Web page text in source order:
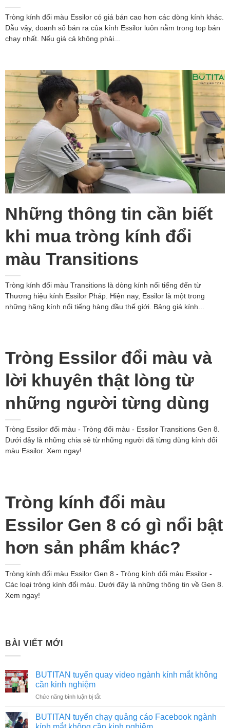
Tròng kính đổi màu Essilor có giá bán cao hơn các dòng kính khác.
Dẫu vậy, doanh số bán ra của kính Essilor luôn nằm trong top bán
chạy nhất. Nếu giá cả không phải...
Những thông tin cần biết
khi mua tròng kính đổi
màu Transitions
Tròng kính đổi màu Transitions là dòng kính nổi tiếng đến từ
Thương hiệu kính Essilor Pháp. Hiện nay, Essilor là một trong
những hãng kính nổi tiếng hàng đầu thế giới. Bảng giá kính...
Tròng Essilor đổi màu và
lời khuyên thật lòng từ
những người từng dùng
Tròng Essilor đổi màu - Tròng đổi màu - Essilor Transitions Gen 8.
Dưới đây là những chia sẻ từ những người đã từng dùng kính đổi
màu Essilor. Xem ngay!
Tròng kính đổi màu
Essilor Gen 8 có gì nổi bật
hơn sản phẩm khác?
Tròng kính đổi màu Essilor Gen 8 - Tròng kính đổi màu Essilor -
Các loại tròng kính đổi màu. Dưới đây là những thông tin về Gen 8.
Xem ngay!
BÀI VIẾT MỚI
BUTITAN tuyển quay video ngành kính mắt không
cần kinh nghiệm
Chức năng bình luận bị tắtở
tuyển
quay
BUTITAN tuyển chạy quảng cáo Facebook ngành